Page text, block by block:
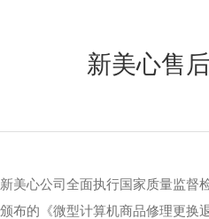
新美心售
新美心公司全面执行国家质量监督
颁布的《微型计算机商品修理更换